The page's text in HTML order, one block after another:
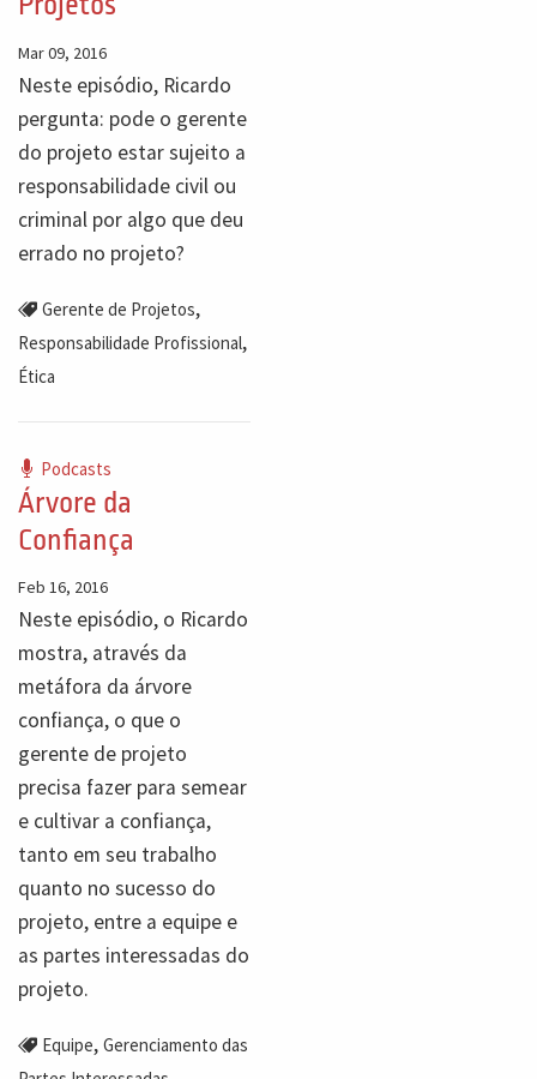
Mar 09, 2016
Neste episódio, Ricardo
pergunta: pode o gerente
do projeto estar sujeito a
responsabilidade civil ou
criminal por algo que deu
errado no projeto?
Gerente de Projetos,
Responsabilidade Profissional,
Ética
Podcasts
Árvore da
Confiança
Feb 16, 2016
Neste episódio, o Ricardo
mostra, através da
metáfora da árvore
confiança, o que o
gerente de projeto
precisa fazer para semear
e cultivar a confiança,
tanto em seu trabalho
quanto no sucesso do
projeto, entre a equipe e
as partes interessadas do
projeto.
Equipe, Gerenciamento das